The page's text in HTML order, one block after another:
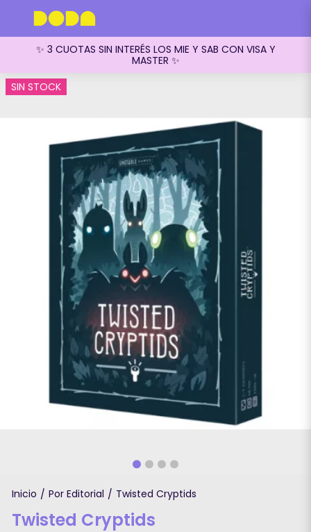
✨ 3 CUOTAS SIN INTERÉS LOS MIE Y SAB CON VISA Y
MASTER ✨
SIN STOCK
Inicio / Por Editorial / Twisted Cryptids
Twisted Cryptids